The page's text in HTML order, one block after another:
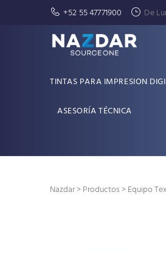
+52 55 47771900 De
TINTAS PARA IMPRESION
ASESORÍA TÉCNICA
Nazdar>Productos>Equipo